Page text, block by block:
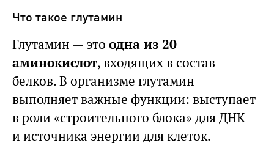
Что такое глутамин
Глутамин — это одна из 20
аминокислот, входящих в состав
белков. В организме глутамин
выполняет важные функции: выступает
в роли «строительного блока» для ДНК
и источника энергии для клеток.